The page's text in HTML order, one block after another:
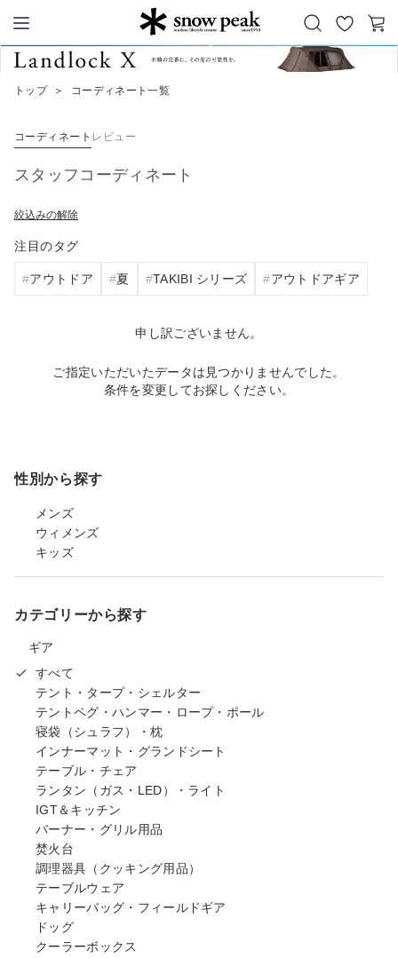
Snow Peak
お
気
カ
トップ ＞ コーディネート一覧
コーディネート レビュー
スタッフコーディネート
絞込みの解除
注目のタグ
アウトドア 夏 TAKIBI シリーズ アウトドアギア
申し訳ございません。
ご指定いただいたデータは見つかりませんでした。
条件を変更してお探しください。
性別から探す
メンズ
ウィメンズ
キッズ
カテゴリーから探す
ギア
すべて
テント・タープ・シェルター
テントペグ・ハンマー・ロープ・ポール
寝袋（シュラフ）・枕
インナーマット・グランドシート
テーブル・チェア
ランタン（ガス・LED）・ライト
IGT＆キッチン
バーナー・グリル用品
焚火台
調理器具（クッキング用品）
テーブルウェア
キャリーバッグ・フィールドギア
ドッグ
クーラーボックス